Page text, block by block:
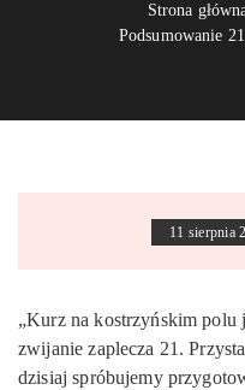
Strona
Podsumowanie
11 sierpnia
„Kurz na kostrzyńskim polu
zwijanie zaplecza 21.
dzisiaj spróbujemy